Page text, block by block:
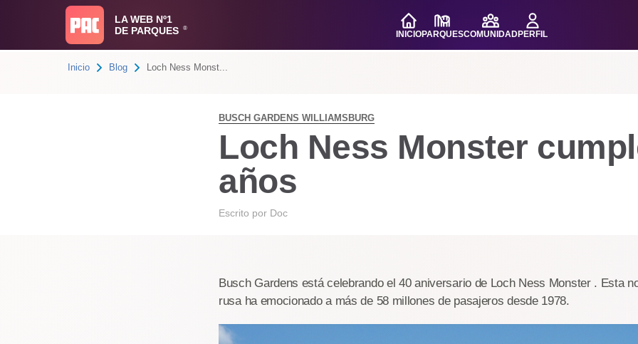
LA WEB Nº1
DE PARQUES
®
INICIOPARQUESCOMUNIDADPERFIL
Inicio Blog Loch Ness Monst...
BUSCH GARDENS WILLIAMSBURG
Loch Ness Monster
años
Escrito por Doc
Busch Gardens está celebrando el 40 aniversario de Loch Ness Monster . Esta
rusa ha emocionado a más de 58 millones de pasajeros desde 1978.